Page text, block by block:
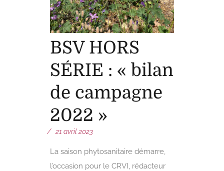
BSV HORS
SÉRIE : « bilan
de campagne
2022 »
21 avril 2023
La saison phytosanitaire démarre,
l’occasion pour le CRVI, rédacteur